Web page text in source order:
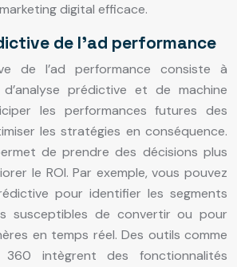
digital efficace.
de l’ad performance
de l’ad performance consiste à
prédictive et de machine
les performances futures des
les stratégies en conséquence.
de prendre des décisions plus
le ROI. Par exemple, vous pouvez
pour identifier les segments
susceptibles de convertir ou pour
en temps réel. Des outils comme
360 intègrent des fonctionnalités